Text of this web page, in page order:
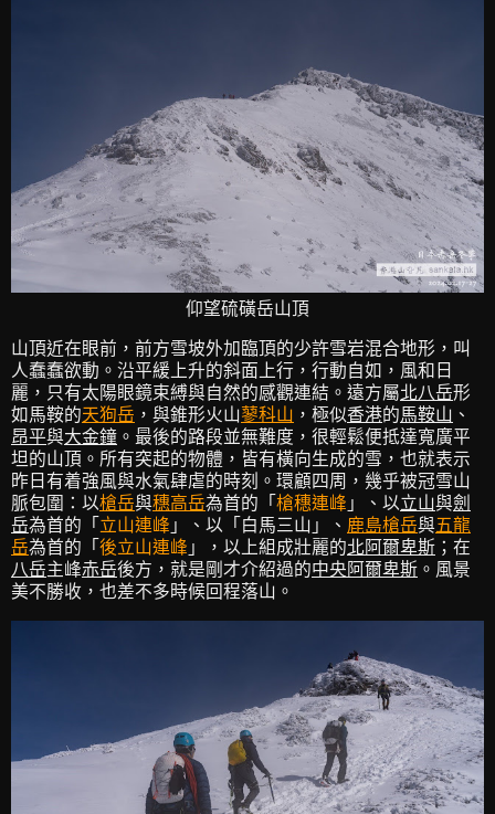
仰望硫磺岳山頂
山頂近在眼前，前方雪坡外加臨頂的少許雪岩混合地形，叫
人蠢蠢欲動。沿平緩上升的斜面上行，行動自如，風和日
麗，只有太陽眼鏡束縛與自然的感觀連結。遠方屬北八岳形
如馬鞍的天狗岳 ，與錐形火山蓼科山 ，極似香港的馬鞍山 、
昂平與大金鐘 。最後的路段並無難度，很輕鬆便抵達寬廣平
坦的山頂。所有突起的物體，皆有橫向生成的雪，也就表示
昨日有着強風與水氣肆虐的時刻。環顧四周，幾乎被冠雪山
脈包圍：以槍岳與穗高岳為首的「 槍穗連峰 」、以立山與劍
岳為首的「 立山連峰 」、以「白馬三山」、 鹿島槍岳與五龍
岳為首的「 後立山連峰 」，以上組成壯麗的北阿爾卑斯 ；在
八岳主峰赤岳後方，就是剛才介紹過的中央阿爾卑斯 。風景
美不勝收，也差不多時候回程落山。